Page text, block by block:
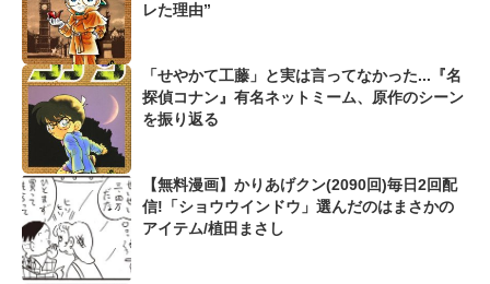
レた理由”
「せやかて工藤」と実は言ってなかった...『名
探偵コナン』有名ネットミーム、原作のシーン
を振り返る
【無料漫画】かりあげクン(2090回)毎日2回配
信!「ショウウインドウ」選んだのはまさかの
アイテム/植田まさし